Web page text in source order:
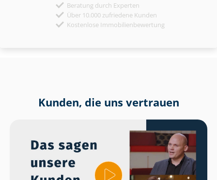
Beratung durch Experten
Über 10.000 zufriedene Kunden
Kostenlose Immobilienbewertung
Kunden, die uns vertrauen